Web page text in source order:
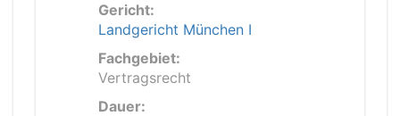
Gericht:
Landgericht München I
Fachgebiet:
Vertragsrecht
Dauer: